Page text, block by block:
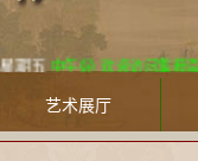
五 中午好! 欢迎访问集粹斋美
艺术展厅